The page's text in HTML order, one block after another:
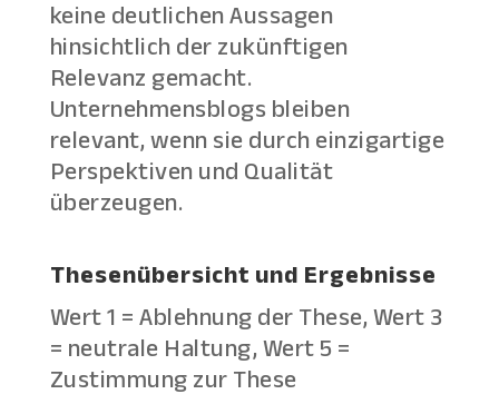
keine deutlichen Aussagen
hinsichtlich der zukünftigen
Relevanz gemacht.
Unternehmensblogs bleiben
relevant, wenn sie durch einzigartige
Perspektiven und Qualität
überzeugen.
Thesenübersicht und Ergebnisse
Wert 1 = Ablehnung der These, Wert 3
= neutrale Haltung, Wert 5 =
Zustimmung zur These